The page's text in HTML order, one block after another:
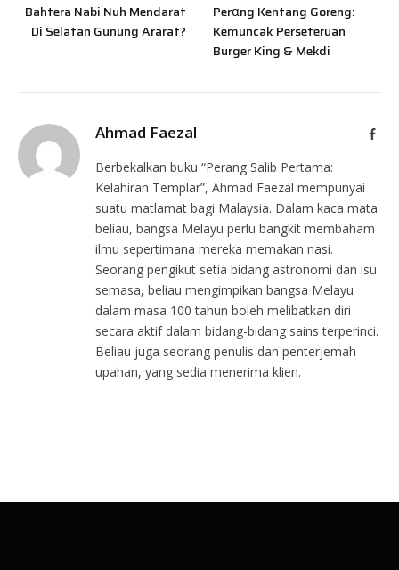
Bahtera Nabi Nuh Mendarat
Di Selatan Gunung Ararat?
Perαng Kentang Goreng:
Kemuncak Perseteruan
Burger King & Mekdi
Ahmad Faezal
Berbekalkan buku “Perang Salib Pertama:
Kelahiran Templar”, Ahmad Faezal mempunyai
suatu matlamat bagi Malaysia. Dalam kaca mata
beliau, bangsa Melayu perlu bangkit membaham
ilmu sepertimana mereka memakan nasi.
Seorang pengikut setia bidang astronomi dan isu
semasa, beliau mengimpikan bangsa Melayu
dalam masa 100 tahun boleh melibatkan diri
secara aktif dalam bidang-bidang sains terperinci.
Beliau juga seorang penulis dan penterjemah
upahan, yang sedia menerima klien.